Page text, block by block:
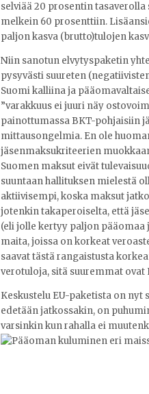
selviää 20 prosentin
melkein 60 prosenttiin.
paljon kasva (brutto)tulojen
Niin sanotun elvytyspaketin
pysyvästi suureten
Suomi kalliina ja
”varakkuus ei juuri näy
painottumassa BKT-pohjaisiin
mittausongelmia. En ole
jäsenmaksukriteerien
Suomen maksut eivät
suuntaan hallituksen mielestä
aktiivisempi, koska maksut
jotenkin takaperoiselta, että
(eli jolle kertyy paljon pääomaa
maita, joissa on korkeat
saavat tästä rangaistusta
verotuloja, sitä suuremmat ovat
Keskustelu EU-paketista on
edetään jatkossakin, on
varsinkin kun rahalla ei